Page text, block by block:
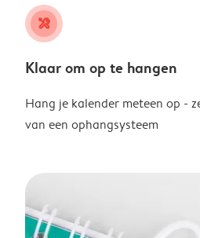
tools
Klaar om op te hangen
Hang je kalender meteen op -
van een ophangsysteem